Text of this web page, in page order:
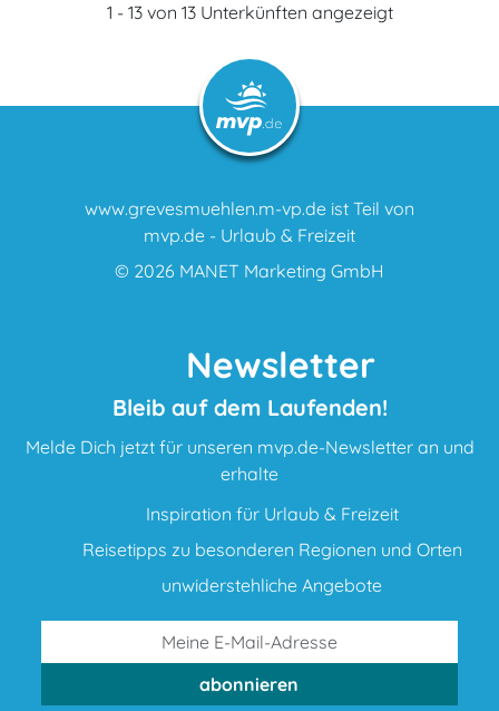
1 - 13 von 13 Unterkünften angezeigt
www.grevesmuehlen.m-vp.de ist Teil von
mvp.de - Urlaub & Freizeit
© 2026 MANET Marketing GmbH
Newsletter
Bleib auf dem Laufenden!
Melde Dich jetzt für unseren mvp.de-Newsletter an und
erhalte
Inspiration für Urlaub & Freizeit
Reisetipps zu besonderen Regionen und Orten
unwiderstehliche Angebote
abonnieren